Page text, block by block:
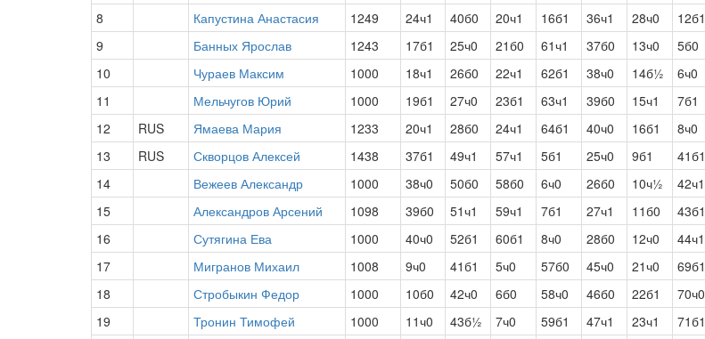
8
Капустина Анастасия 1249 24ч1 40б0 20ч1 16б1 36ч1 28ч0 12б1
9
Банных Ярослав 1243 17б1 25ч0 21б0 61ч1 37б0 13ч0 5б0
10
Чураев Максим 1000 18ч1 26б0 22ч1 62б1 38ч0 14б½ 6ч0
11
Мельчугов Юрий 1000 19б1 27ч0 23б1 63ч1 39б0 15ч1 7б1
12
RUS Ямаева Мария 1233 20ч1 28б0 24ч1 64б1 40ч0 16б1 8ч0
13
RUS Скворцов Алексей 1438 37б1 49ч1 57ч1 5б1 25ч0 9б1 41б1
14
Вежеев Александр 1000 38ч0 50б0 58б0 6ч0 26б0 10ч½ 42ч1
15
Александров Арсений 1098 39б0 51ч1 59ч1 7б1 27ч1 11б0 43б1
16
Сутягина Ева 1000 40ч0 52б1 60б1 8ч0 28б0 12ч0 44ч1
17
Мигранов Михаил 1008 9ч0 41б1 5ч0 57б0 45ч0 21ч0 69б1
18
Стробыкин Федор 1000 10б0 42ч0 6б0 58ч0 46б0 22б1 70ч0
19
Тронин Тимофей 1000 11ч0 43б½ 7ч0 59б1 47ч1 23ч1 71б1